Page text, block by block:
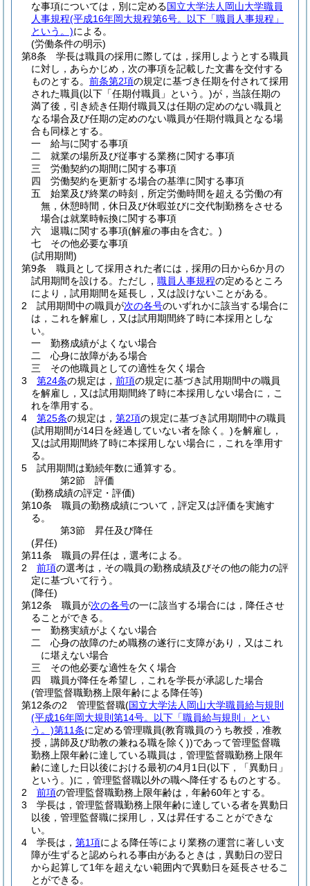
な事項については，別に定める国立大学法人岡山大学職員
人事規程(平成16年岡大規程第6号。以下「職員人事規程」
という。)による。
(労働条件の明示)
第8条
学長は職員の採用に際しては，採用しようとする職員
に対し，あらかじめ，次の事項を記載した文書を交付する
ものとする。 前条第2項の規定に基づき任期を付されて採用
された職員(以下「任期付職員」という。)が，当該任期の
満了後，引き続き任期付職員又は任期の定めのない職員と
なる場合及び任期の定めのない職員が任期付職員となる場
合も同様とする。
一
給与に関する事項
二
就業の場所及び従事する業務に関する事項
三
労働契約の期間に関する事項
四
労働契約を更新する場合の基準に関する事項
五
始業及び終業の時刻，所定労働時間を超える労働の有
無，休憩時間，休日及び休暇並びに交代制勤務をさせる
場合は就業時転換に関する事項
六
退職に関する事項(解雇の事由を含む。)
七
その他必要な事項
(試用期間)
第9条
職員として採用された者には，採用の日から6か月の
試用期間を設ける。 ただし， 職員人事規程の定めるところ
により，試用期間を延長し，又は設けないことがある。
2
試用期間中の職員が次の各号のいずれかに該当する場合に
は，これを解雇し，又は試用期間終了時に本採用としな
い。
一
勤務成績がよくない場合
二
心身に故障がある場合
三
その他職員としての適性を欠く場合
3
第24条の規定は， 前項の規定に基づき試用期間中の職員
を解雇し，又は試用期間終了時に本採用しない場合に，こ
れを準用する。
4
第25条の規定は， 第2項の規定に基づき試用期間中の職員
(試用期間が14日を経過していない者を除く。)を解雇し，
又は試用期間終了時に本採用しない場合に，これを準用す
る。
5
試用期間は勤続年数に通算する。
第2節
評価
(勤務成績の評定・評価)
第10条
職員の勤務成績について，評定又は評価を実施す
る。
第3節
昇任及び降任
(昇任)
第11条
職員の昇任は，選考による。
2
前項の選考は，その職員の勤務成績及びその他の能力の評
定に基づいて行う。
(降任)
第12条
職員が次の各号の一に該当する場合には，降任させ
ることができる。
一
勤務実績がよくない場合
二
心身の故障のため職務の遂行に支障があり，又はこれ
に堪えない場合
三
その他必要な適性を欠く場合
四
職員が降任を希望し，これを学長が承認した場合
(管理監督職勤務上限年齢による降任等)
第12条の2
管理監督職(国立大学法人岡山大学職員給与規則
(平成16年岡大規則第14号。以下「職員給与規則」とい
う。)第11条に定める管理職員(教育職員のうち教授，准教
授，講師及び助教の兼ねる職を除く))であって管理監督職
勤務上限年齢に達している職員は，管理監督職勤務上限年
齢に達した日以後における最初の4月1日(以下，「異動日」
という。)に，管理監督職以外の職へ降任するものとする。
2
前項の管理監督職勤務上限年齢は，年齢60年とする。
3
学長は，管理監督職勤務上限年齢に達している者を異動日
以後，管理監督職に採用し，又は昇任することができな
い。
4
学長は， 第1項による降任等により業務の運営に著しい支
障が生ずると認められる事由があるときは，異動日の翌日
から起算して1年を超えない範囲内で異動日を延長させるこ
とができる。